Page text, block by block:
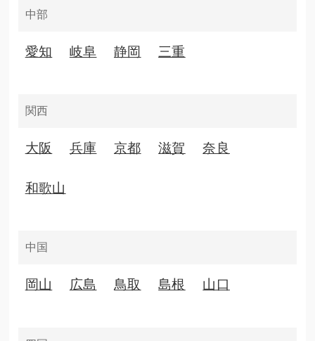
このプログラムは、SDGsの取り組みを促進します。
中部
愛知 岐阜 静岡 三重
関西
大阪 兵庫 京都 滋賀 奈良
和歌山
中国
岡山 広島 鳥取 島根 山口